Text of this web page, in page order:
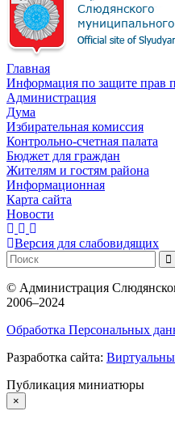
Главная
Информация по защите прав
Администрация
Дума
Избирательная комиссия
Контрольно-счетная палата
Бюджет для граждан
Жителям и гостям района
Информационная
Карта сайта
Новости
Версия для слабовидящих
© Администрация
2006–2024
Обработка Персональных
Разработка сайта:
Публикация миниатюры
×